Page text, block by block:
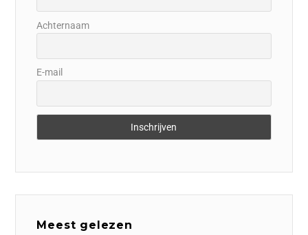
Achternaam
E-mail
Meest gelezen